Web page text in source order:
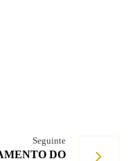
Seguinte
DO